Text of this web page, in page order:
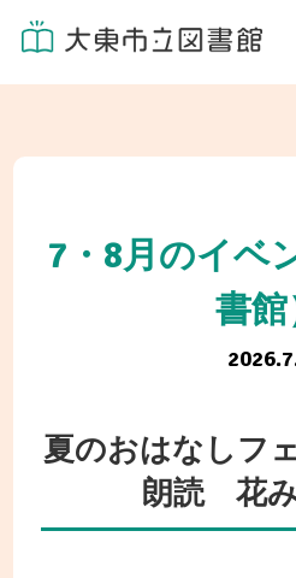
7・8月のイベ
書館
夏のおはなしフ
朗読 花